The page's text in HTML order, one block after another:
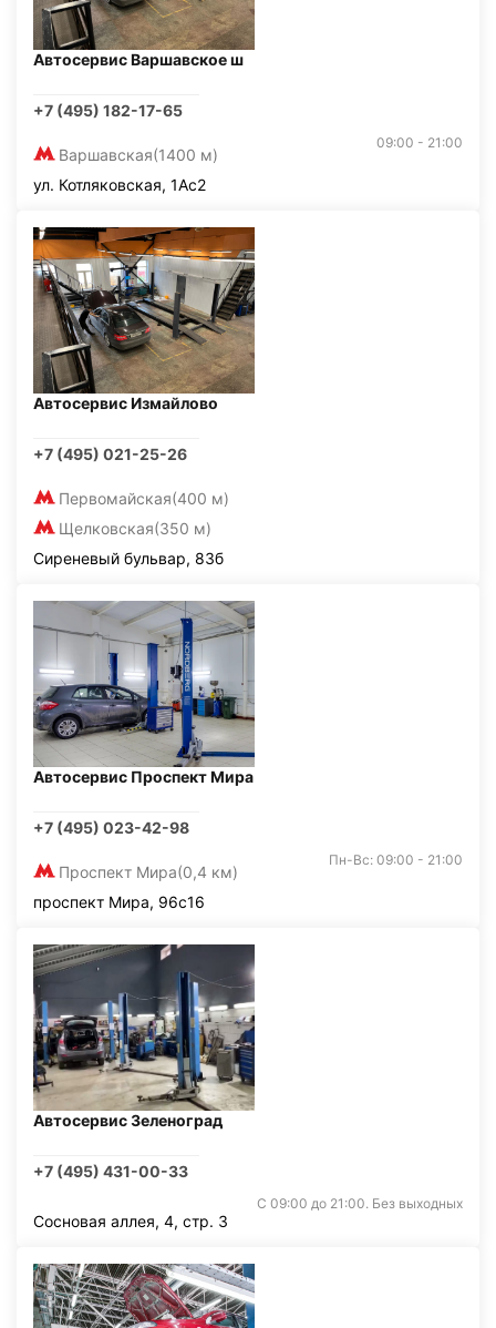
Автосервис Варшавское ш
+7 (495) 182-17-65
Варшавская(1400 м)
09:00 - 21:00
ул. Котляковская, 1Ас2
Автосервис Измайлово
+7 (495) 021-25-26
Первомайская(400 м)
Щелковская(350 м)
Сиреневый бульвар, 83б
Автосервис Проспект Мира
+7 (495) 023-42-98
Проспект Мира(0,4 км)
Пн-Вс: 09:00 - 21:00
проспект Мира, 96с16
Автосервис Зеленоград
+7 (495) 431-00-33
С 09:00 до 21:00. Без выходных
Сосновая аллея, 4, стр. 3